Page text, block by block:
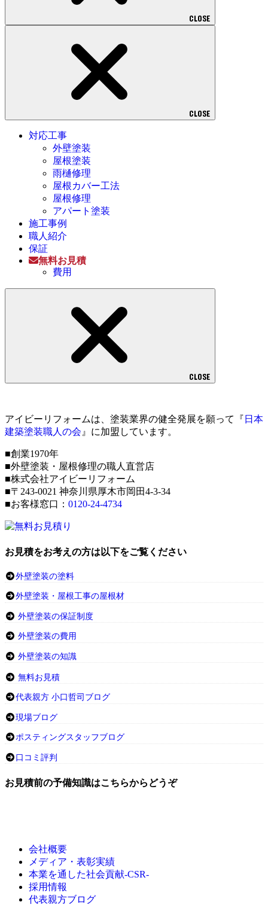
CLOSE
CLOSE
対応工事
外壁塗装
屋根塗装
雨樋修理
屋根カバー工法
屋根修理
アパート塗装
施工事例
職人紹介
保証
無料お見積
費用
CLOSE
アイビーリフォームは、塗装業界の健全発展を願って『 日本
建築塗装職人の会 』に加盟しています。
■創業1970年
■外壁塗装・屋根修理の職人直営店
■株式会社アイビーリフォーム
■〒243-0021 神奈川県厚木市岡田4-3-34
■お客様窓口： 0120-24-4734
お見積をお考えの方は以下をご覧ください
外壁塗装の塗料
外壁塗装・屋根工事の屋根材
外壁塗装の保証制度
外壁塗装の費用
外壁塗装の知識
無料お見積
代表親方 小口哲司ブログ
現場ブログ
ポスティングスタッフブログ
口コミ評判
お見積前の予備知識はこちらからどうぞ
会社概要
メディア・表彰実績
本業を通した社会貢献-CSR-
採用情報
代表親方ブログ